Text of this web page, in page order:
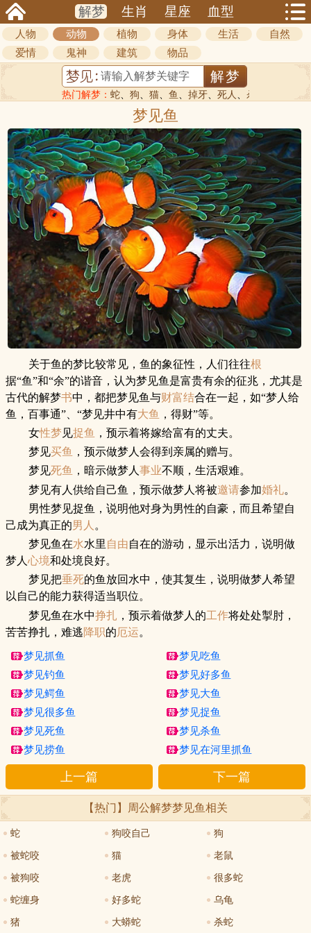
解梦 生肖 星座 血型
人物 动物 植物 身体 生活
自然
爱情
鬼神 建筑 物品
热门解梦： 蛇、 狗、 猫、 鱼 、 掉牙、 死人 、 杀人
梦见鱼
关于鱼的梦比较常见，鱼的象征性，人们往往根
据“鱼”和“余”的谐音，认为梦见鱼是富贵有余的征兆，尤其是
古代的解梦书中，都把梦见鱼与财富结合在一起，如“梦人给
鱼，百事通”、“梦见井中有大鱼 ，得财”等。
女性梦见捉鱼 ，预示着将嫁给富有的丈夫。
梦见买鱼 ，预示做梦人会得到亲属的赠与。
梦见死鱼 ，暗示做梦人事业不顺，生活艰难。
梦见有人供给自己鱼，预示做梦人将被邀请参加婚礼。
男性梦见捉鱼，说明他对身为男性的自豪，而且希望自
己成为真正的男人 。
梦见鱼在水水里 自由自在的游动，显示出活力，说明做
梦人心境和处境良好。
梦见把垂死的鱼放回水中，使其复生，说明做梦人希望
以自己的能力获得适当职位。
梦见鱼在水中挣扎 ，预示着做梦人的工作将处处掣肘，
苦苦挣扎，难逃降职的厄运。
梦见抓鱼
梦见吃鱼
梦见钓鱼
梦见好多鱼
梦见鳄鱼
梦见大鱼
梦见很多鱼
梦见捉鱼
梦见死鱼
梦见杀鱼
梦见捞鱼
梦见在河里抓鱼
上一篇 下一篇
【热门】周公解梦梦见鱼相关
蛇 狗咬自己 狗
被蛇咬 猫 老鼠
被狗咬 老虎 很多蛇
蛇缠身 好多蛇 乌龟
猪 大蟒蛇 杀蛇